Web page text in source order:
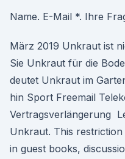
Name. E-Mail *. Ihre
März 2019 Unkraut ist
Sie Unkraut für die
deutet Unkraut im
hin Sport Freemail
Vertragsverlängerung
Unkraut. This
in guest books,